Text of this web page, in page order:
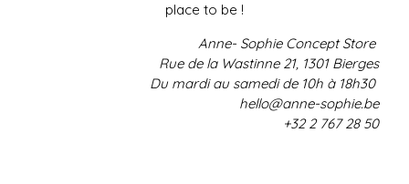
place to be !
Anne- Sophie Concept Store
Rue de la Wastinne 21, 1301 Bierges
Du mardi au samedi de 10h à 18h30
hello@anne-sophie.be
+32 2 767 28 50